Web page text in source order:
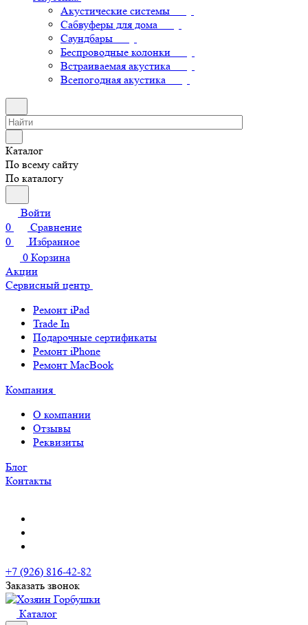
Акустические системы
Сабвуферы для дома
Саундбары
Беспроводные колонки
Встраиваемая акустика
Всепогодная акустика
Каталог
По всему сайту
По каталогу
Войти
0
Сравнение
0
Избранное
0 Корзина
Акции
Сервисный центр
Ремонт iPad
Trade In
Подарочные сертификаты
Ремонт iPhone
Ремонт MacBook
Компания
О компании
Отзывы
Реквизиты
Блог
Контакты
+7 (926) 816-42-82
Заказать звонок
Каталог